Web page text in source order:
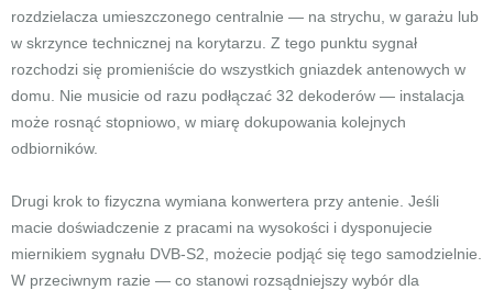
rozdzielacza umieszczonego centralnie — na strychu, w garażu lub
w skrzynce technicznej na korytarzu. Z tego punktu sygnał
rozchodzi się promieniście do wszystkich gniazdek antenowych w
domu. Nie musicie od razu podłączać 32 dekoderów — instalacja
może rosnąć stopniowo, w miarę dokupowania kolejnych
odbiorników.
Drugi krok to fizyczna wymiana konwertera przy antenie. Jeśli
macie doświadczenie z pracami na wysokości i dysponujecie
miernikiem sygnału DVB-S2, możecie podjąć się tego samodzielnie.
W przeciwnym razie — co stanowi rozsądniejszy wybór dla